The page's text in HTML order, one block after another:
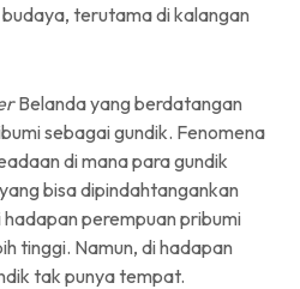
terutama di kalangan
Belanda yang berdatangan
sebagai gundik. Fenomena
di mana para gundik
bisa dipindahtangankan
perempuan pribumi
tinggi. Namun, di hadapan
tak punya tempat.